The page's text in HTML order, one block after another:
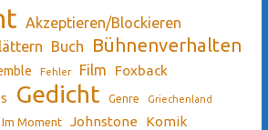
Akzeptieren/Blockieren
Buch Bühnenverhalten
Fehler Film Foxback
Gedicht Genre Griechenland
Im Moment Johnstone Komik